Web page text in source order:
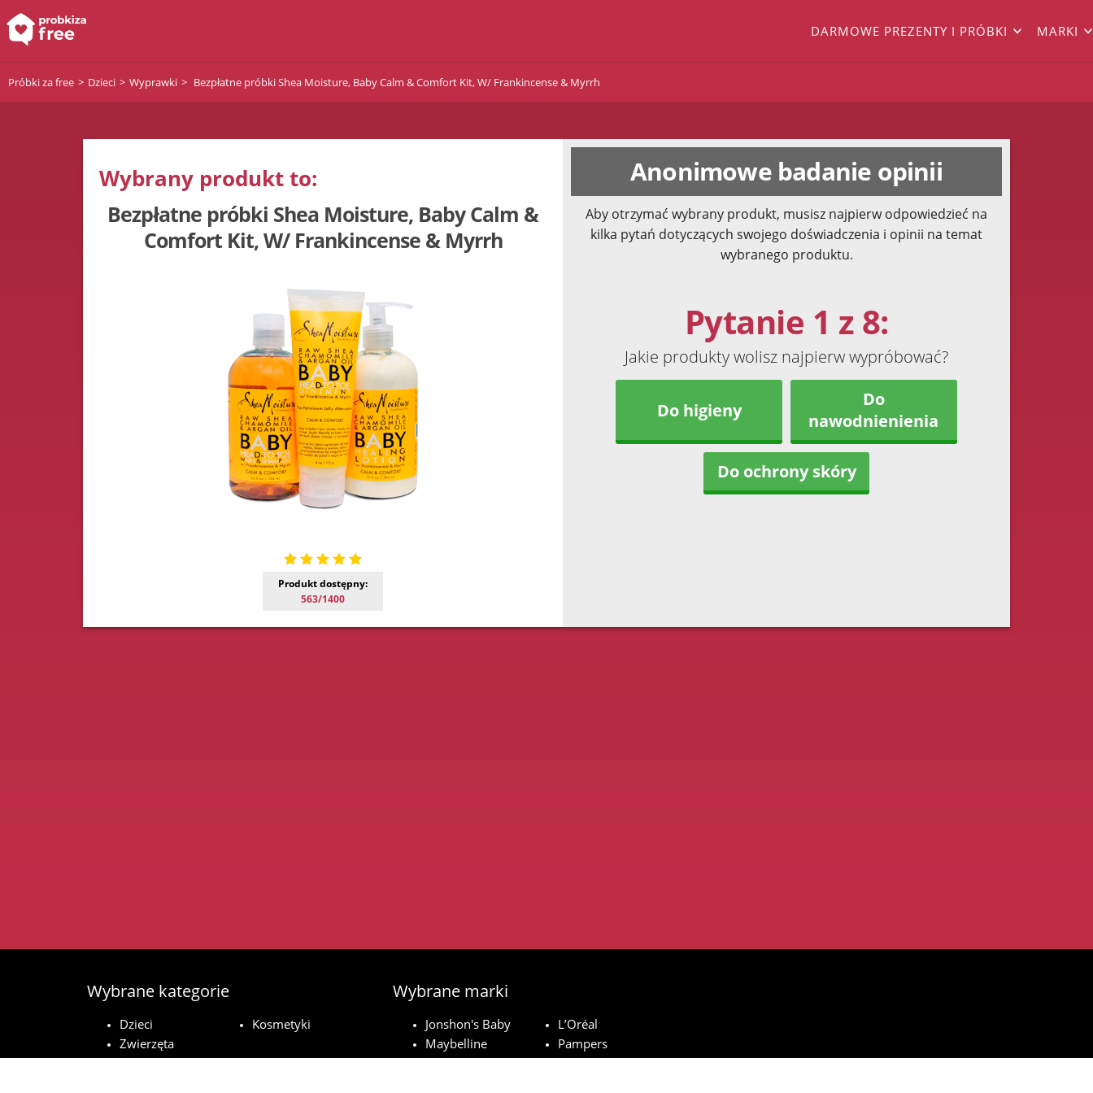
DARMOWE PREZENTY I PRÓBKI MARKI
Próbki za free Dzieci Wyprawki Bezpłatne próbki Shea Moisture, Baby Calm & Comfort Kit, W/ Frankincense & Myrrh
Wybrany produkt to:
Bezpłatne próbki Shea Moisture, Baby Calm &
Comfort Kit, W/ Frankincense & Myrrh
Produkt dostępny:
563/1400
Anonimowe badanie opinii
Aby otrzymać wybrany produkt, musisz najpierw odpowiedzieć na
kilka pytań dotyczących swojego doświadczenia i opinii na temat
wybranego produktu.
Pytanie 1 z 8:
Jakie produkty wolisz najpierw wypróbować?
Do higieny
Do
nawodnienienia
Do ochrony skóry
Wybrane kategorie
Dzieci
Kosmetyki
Zwierzęta
domowe
Wybrane marki
Jonshon's Baby
L’Oréal
Maybelline
Pampers
Royal Canin